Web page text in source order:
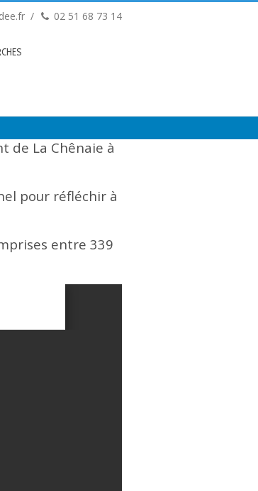
02 51 68 73 14
de La Chênaie à
pour réfléchir à
entre 339